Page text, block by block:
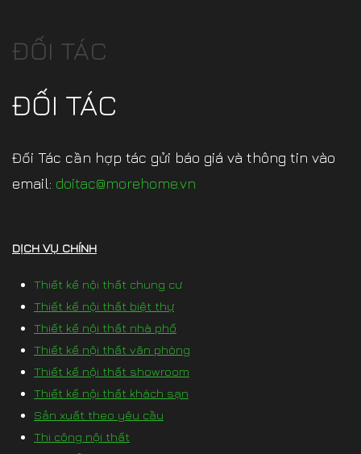
ĐỐI TÁC
ĐỐI TÁC
Đối Tác cần hợp tác gửi báo giá và thông tin vào
email: doitac@morehome.vn
DỊCH VỤ CHÍNH
Thiết kế nội thất chung cư
Thiết kế nội thất biệt thự
Thiết kế nội thất nhà phố
Thiết kế nội thất văn phòng
Thiết kế nội thất showroom
Thiết kế nội thất khách sạn
Sản xuất theo yêu cầu
Thi công nội thất